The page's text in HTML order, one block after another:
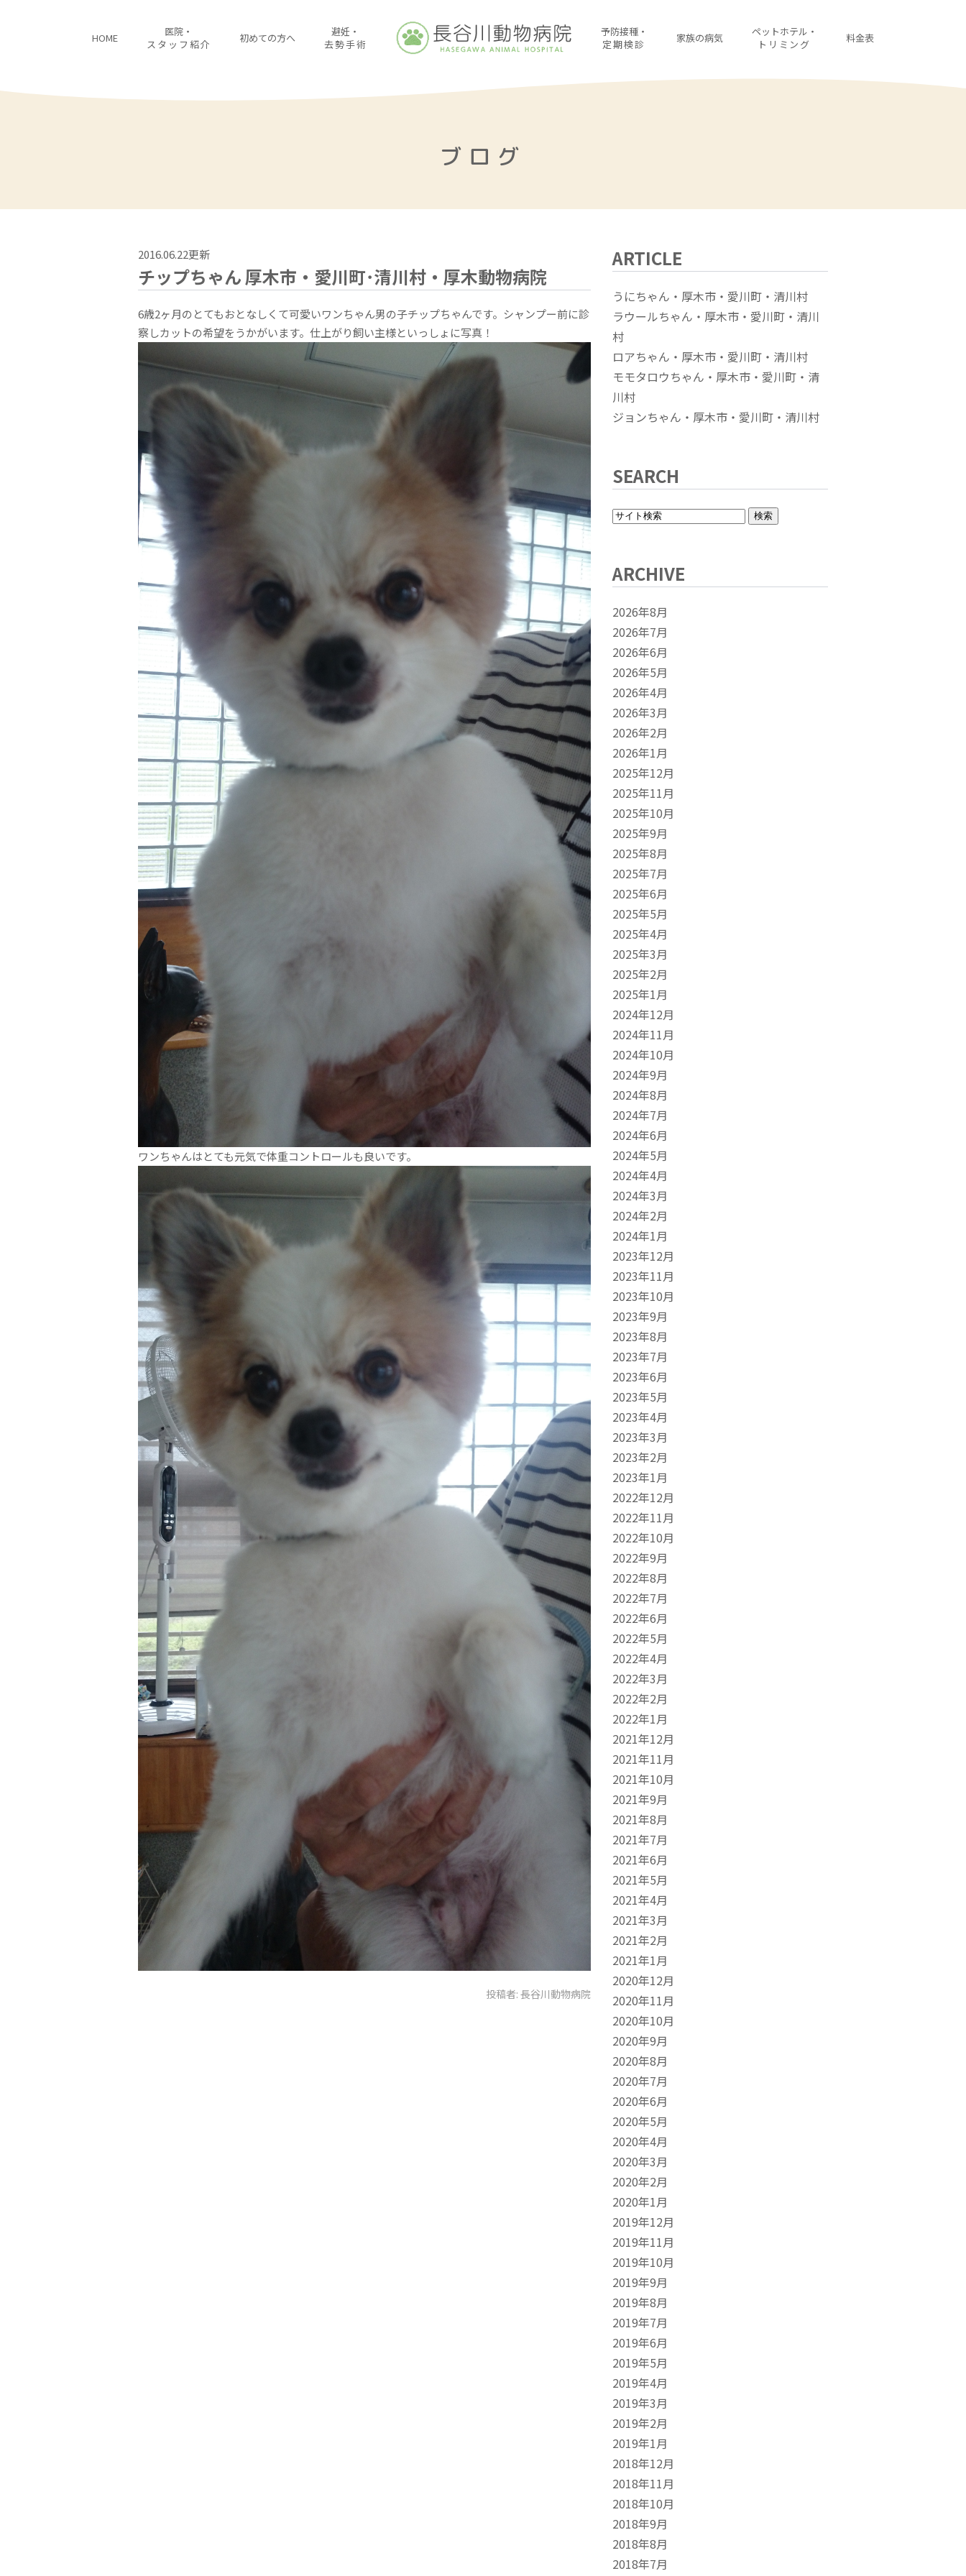
HOME
医院・
スタッフ紹介
初めての方へ
避妊・
去勢手術
予防接種・
定期検診
家族の病気
ペットホテル・
トリミング
料金表
ブログ
2016.06.22更新
チップちゃん 厚木市・愛川町･清川村・厚木動物病院
6歳2ヶ月のとてもおとなしくて可愛いワンちゃん男の子チップちゃんです。シャンプー前に診
察しカットの希望をうかがいます。仕上がり飼い主様といっしょに写真！
ワンちゃんはとても元気で体重コントロールも良いです。
投稿者: 長谷川動物病院
ARTICLE
うにちゃん・厚木市・愛川町・清川村
ラウールちゃん・厚木市・愛川町・清川
村
ロアちゃん・厚木市・愛川町・清川村
モモタロウちゃん・厚木市・愛川町・清
川村
ジョンちゃん・厚木市・愛川町・清川村
SEARCH
ARCHIVE
2026年8月
2026年7月
2026年6月
2026年5月
2026年4月
2026年3月
2026年2月
2026年1月
2025年12月
2025年11月
2025年10月
2025年9月
2025年8月
2025年7月
2025年6月
2025年5月
2025年4月
2025年3月
2025年2月
2025年1月
2024年12月
2024年11月
2024年10月
2024年9月
2024年8月
2024年7月
2024年6月
2024年5月
2024年4月
2024年3月
2024年2月
2024年1月
2023年12月
2023年11月
2023年10月
2023年9月
2023年8月
2023年7月
2023年6月
2023年5月
2023年4月
2023年3月
2023年2月
2023年1月
2022年12月
2022年11月
2022年10月
2022年9月
2022年8月
2022年7月
2022年6月
2022年5月
2022年4月
2022年3月
2022年2月
2022年1月
2021年12月
2021年11月
2021年10月
2021年9月
2021年8月
2021年7月
2021年6月
2021年5月
2021年4月
2021年3月
2021年2月
2021年1月
2020年12月
2020年11月
2020年10月
2020年9月
2020年8月
2020年7月
2020年6月
2020年5月
2020年4月
2020年3月
2020年2月
2020年1月
2019年12月
2019年11月
2019年10月
2019年9月
2019年8月
2019年7月
2019年6月
2019年5月
2019年4月
2019年3月
2019年2月
2019年1月
2018年12月
2018年11月
2018年10月
2018年9月
2018年8月
2018年7月